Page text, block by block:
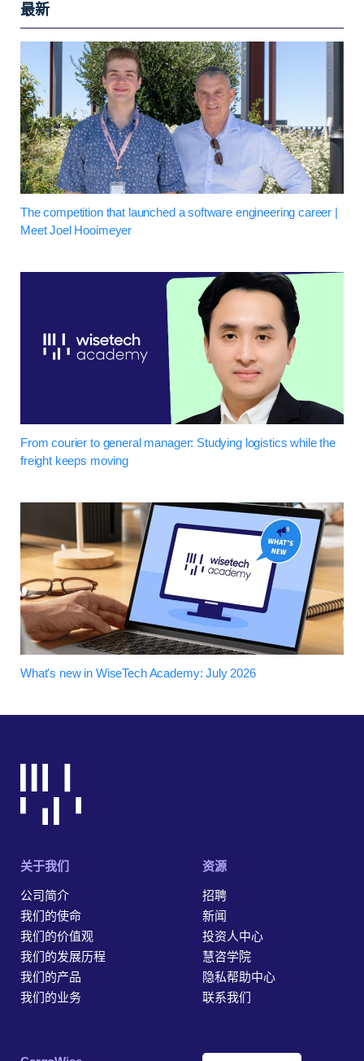
最新
The competition that launched a software engineering career |
Meet Joel Hooimeyer
From courier to general manager: Studying logistics while the
freight keeps moving
What's new in WiseTech Academy: July 2026
关于我们
公司简介
我们的使命
我们的价值观
我们的发展历程
我们的产品
我们的业务
资源
招聘
新闻
投资人中心
慧咨学院
隐私帮助中心
联系我们